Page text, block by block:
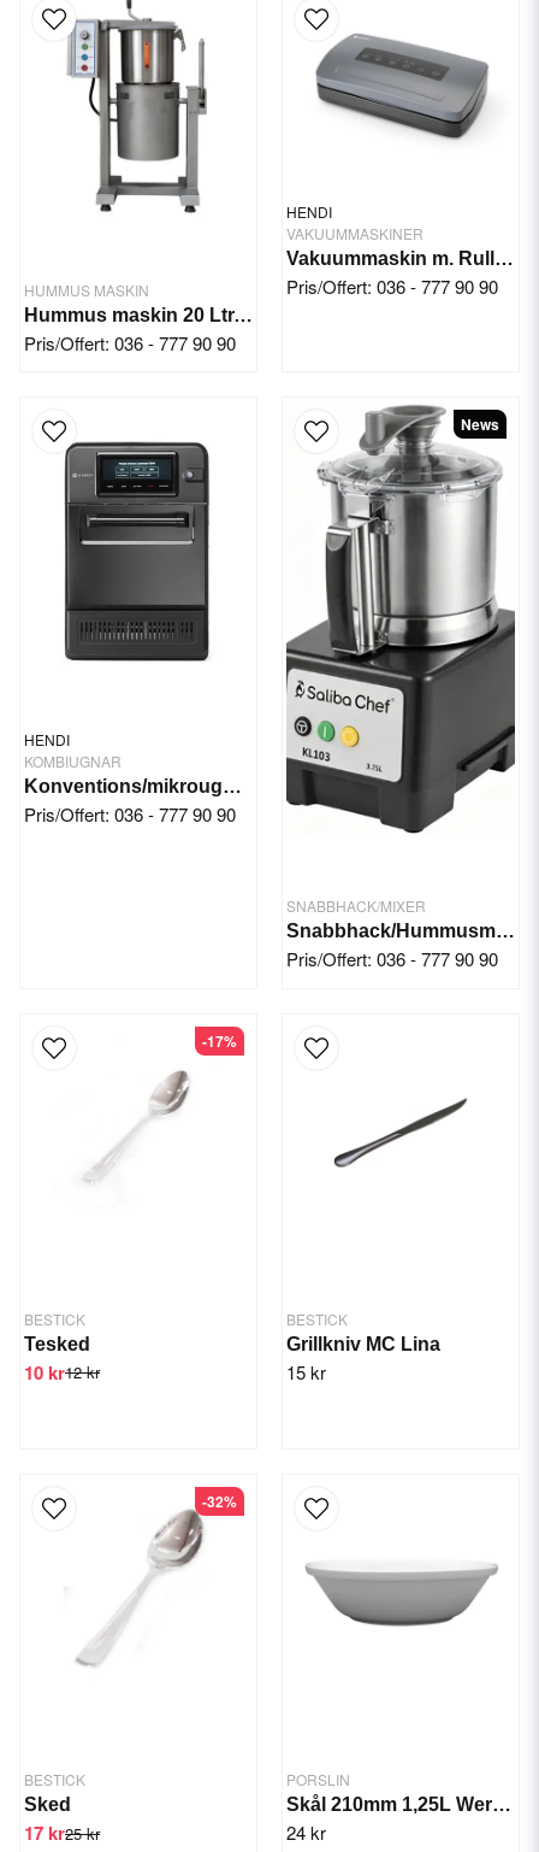
HUMMUS MASKIN
Hummus maskin 20 Ltr. 5,5 kW/400V
Pris/Offert: 036 - 777 90 90
HENDI
VAKUUMMASKINER
Vakuummaskin m. Rullmatare
Pris/Offert: 036 - 777 90 90
HENDI
KOMBIUGNAR
Konventions/mikrougn CombiTurbo
Pris/Offert: 036 - 777 90 90
SNABBHACK/MIXER
Snabbhack/Hummusmaskin - Saliba Chef KL103
Pris/Offert: 036 - 777 90 90
News
BESTICK
Tesked
12 kr
10 kr
-17%
BESTICK
Grillkniv MC Lina
15 kr
BESTICK
Sked
25 kr
17 kr
-32%
PORSLIN
Skål 210mm 1,25L Wersal
24 kr